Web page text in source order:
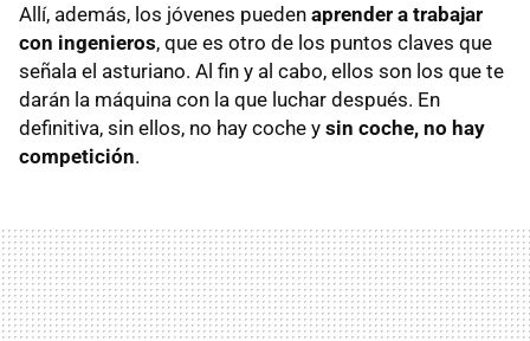
Allí, además, los jóvenes pueden aprender a trabajar
con ingenieros, que es otro de los puntos claves que
señala el asturiano. Al fin y al cabo, ellos son los que te
darán la máquina con la que luchar después. En
definitiva, sin ellos, no hay coche y sin coche, no hay
competición.